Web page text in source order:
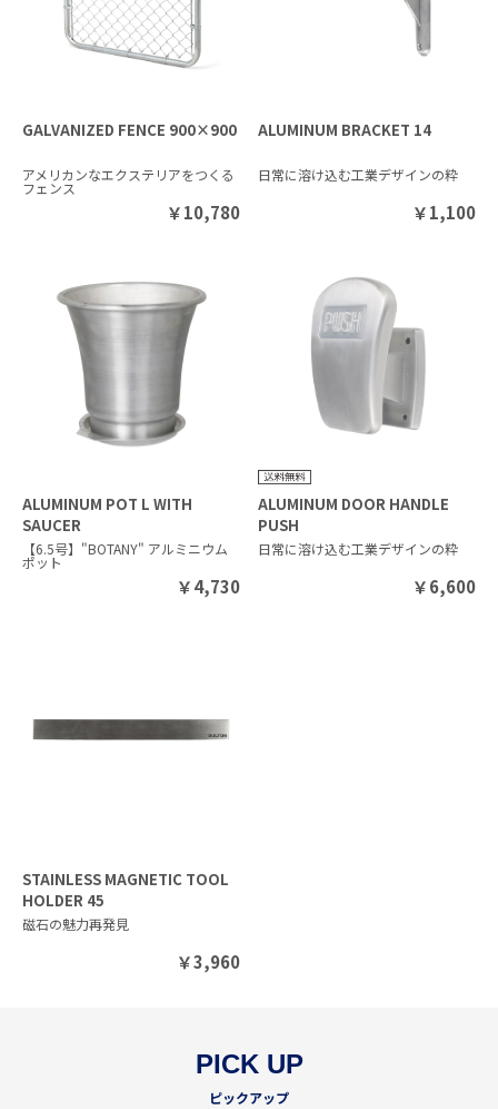
GALVANIZED FENCE 900×900
アメリカンなエクステリアをつくる
フェンス
￥10,780
ALUMINUM BRACKET 14
日常に溶け込む工業デザインの粋
￥1,100
ALUMINUM POT L WITH
SAUCER
【6.5号】"BOTANY" アルミニウム
ポット
￥4,730
ALUMINUM DOOR HANDLE
PUSH
日常に溶け込む工業デザインの粋
￥6,600
STAINLESS MAGNETIC TOOL
HOLDER 45
磁石の魅力再発見
￥3,960
PICK UP
ピックアップ